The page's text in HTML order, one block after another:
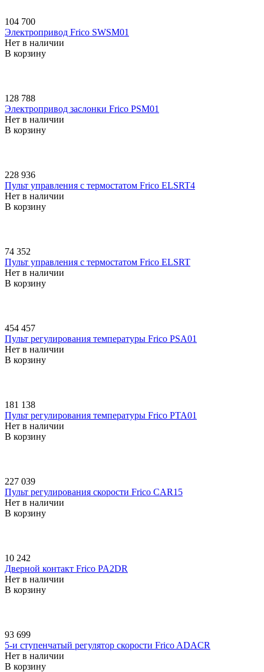
104 700
Электропривод Frico SWSM01
Нет в наличии
В корзину
128 788
Электропривод заслонки Frico PSM01
Нет в наличии
В корзину
228 936
Пульт управления с термостатом Frico ELSRT4
Нет в наличии
В корзину
74 352
Пульт управления с термостатом Frico ELSRT
Нет в наличии
В корзину
454 457
Пульт регулирования температуры Frico PSA01
Нет в наличии
В корзину
181 138
Пульт регулирования температуры Frico PTA01
Нет в наличии
В корзину
227 039
Пульт регулирования скорости Frico CAR15
Нет в наличии
В корзину
10 242
Дверной контакт Frico PA2DR
Нет в наличии
В корзину
93 699
5-и ступенчатый регулятор скорости Frico ADACR
Нет в наличии
В корзину